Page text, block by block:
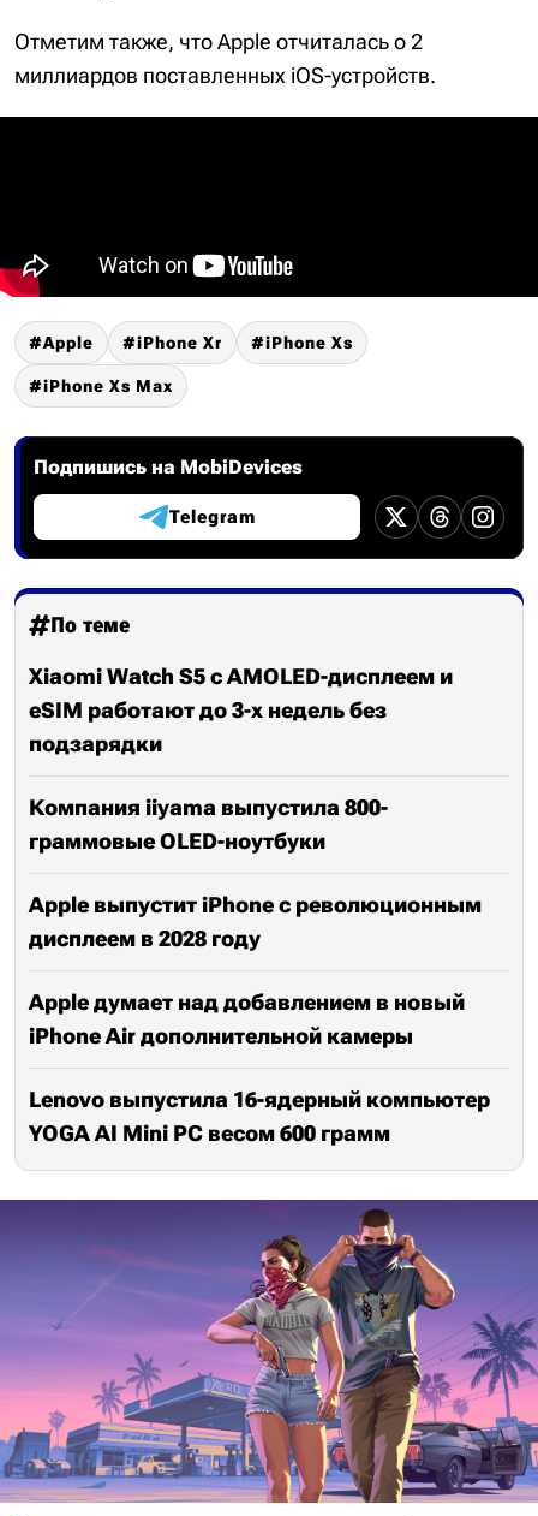
Отметим также, что Apple отчиталась о 2
миллиардов поставленных iOS-устройств.
Apple iPhone Xr iPhone Xs
iPhone Xs Max
Подпишись на MobiDevices
Telegram
По теме
Xiaomi Watch S5 с AMOLED-дисплеем и
eSIM работают до 3-х недель без
подзарядки
Компания iiyama выпустила 800-
граммовые OLED-ноутбуки
Apple выпустит iPhone с революционным
дисплеем в 2028 году
Apple думает над добавлением в новый
iPhone Air дополнительной камеры
Lenovo выпустила 16-ядерный компьютер
YOGA AI Mini PC весом 600 грамм